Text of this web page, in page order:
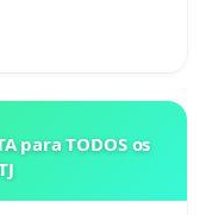
para TODOS os